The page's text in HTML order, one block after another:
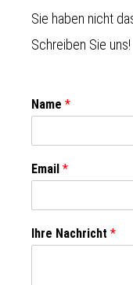
Sie haben nicht
Schreiben Sie uns!
Name *
Email *
Ihre Nachricht *